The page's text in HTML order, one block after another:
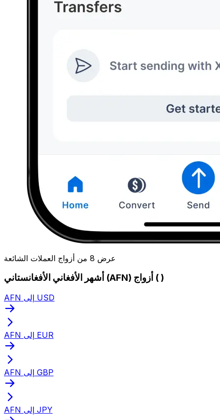
عرض 8 من أزواج العملات الشائعة
أشهر الأفغاني الأفغانستاني (AFN) أزواج ( )
AFN إلى USD
AFN إلى EUR
AFN إلى GBP
AFN إلى JPY